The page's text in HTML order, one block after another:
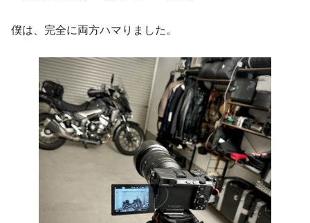
僕は、完全に両方ハマりました。